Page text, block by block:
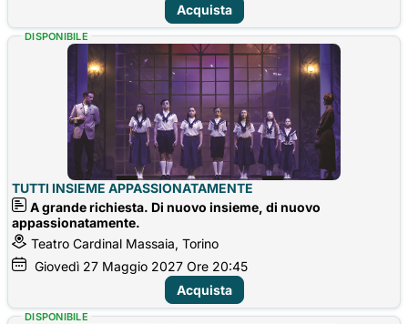
Acquista
TUTTI INSIEME APPASSIONATAMENTE
A grande richiesta. Di nuovo insieme, di nuovo
appassionatamente.
Teatro Cardinal Massaia, Torino
Giovedì 27 Maggio 2027 Ore 20:45
DISPONIBILE
Acquista
DISPONIBILE